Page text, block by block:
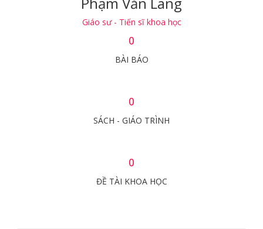
Giáo sư - Tiến sĩ khoa học
0
BÀI BÁO
0
SÁCH - GIÁO TRÌNH
0
ĐỀ TÀI KHOA HỌC